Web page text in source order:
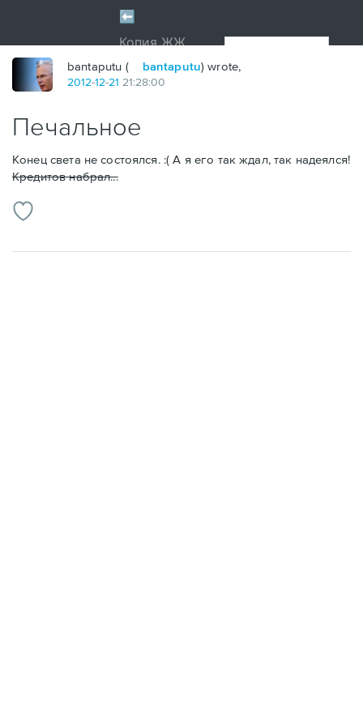
bantaputu ( bantaputu) wrote,
2012-12-21 21:28:00
Печальное
Конец света не состоялся. :( А я его так ждал, так надеялся!
Кредитов набрал...